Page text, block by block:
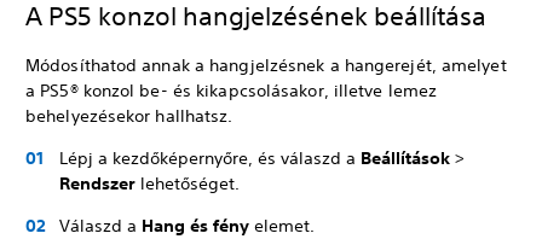
A PS5 konzol hangjelzésének beállítása
Módosíthatod annak a hangjelzésnek a hangerejét, amelyet
a PS5® konzol be- és kikapcsolásakor, illetve lemez
behelyezésekor hallhatsz.
Lépj a kezdőképernyőre, és válaszd a Beállítások >
Rendszer lehetőséget.
Válaszd a Hang és fény elemet.